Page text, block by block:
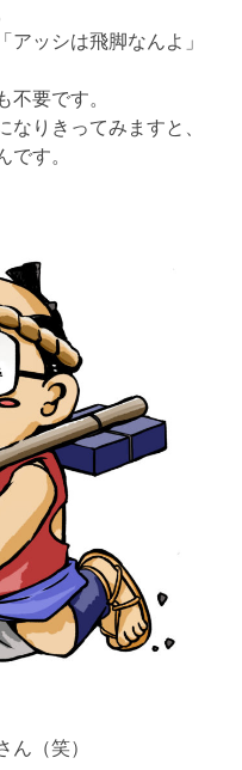
ッシは飛脚なんよ」
不要です。
なりきってみますと、
です。
ん（笑）